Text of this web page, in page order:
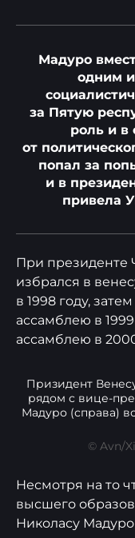
Мадуро
одним
за Пятую
роль и в
от
попал за
и в
привела
При президенте
избрался в
в 1998 году,
ассамблею в
ассамблею в
Призидент
рядом с вице-
Мадуро (справа)
© Avn/
Несмотря на то
высшего
Николасу